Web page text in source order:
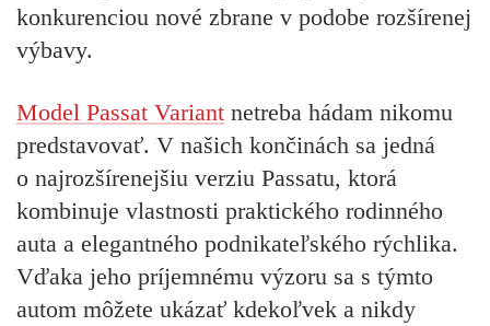
konkurenciou nové zbrane v podobe rozšírenej
výbavy.
Model Passat Variant netreba hádam nikomu
predstavovať. V našich končinách sa jedná
o najrozšírenejšiu verziu Passatu, ktorá
kombinuje vlastnosti praktického rodinného
auta a elegantného podnikateľského rýchlika.
Vďaka jeho príjemnému výzoru sa s týmto
autom môžete ukázať kdekoľvek a nikdy